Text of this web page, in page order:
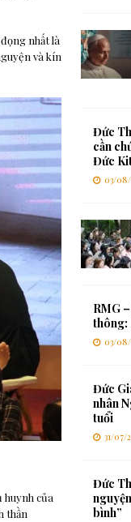
nhất là
và kín
huynh của
thần
Đức
cần
Đức
03/
RMG
thông:
03/
Đức
nhân
tuổi
31/07/
Đức
bình”